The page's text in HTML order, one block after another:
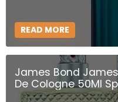
READ MORE
James Bond
De Cologne 50Ml